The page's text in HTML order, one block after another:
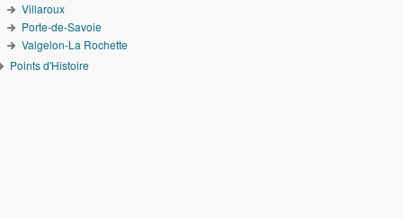
Villaroux
Porte-de-Savoie
Valgelon-La Rochette
Points d'Histoire